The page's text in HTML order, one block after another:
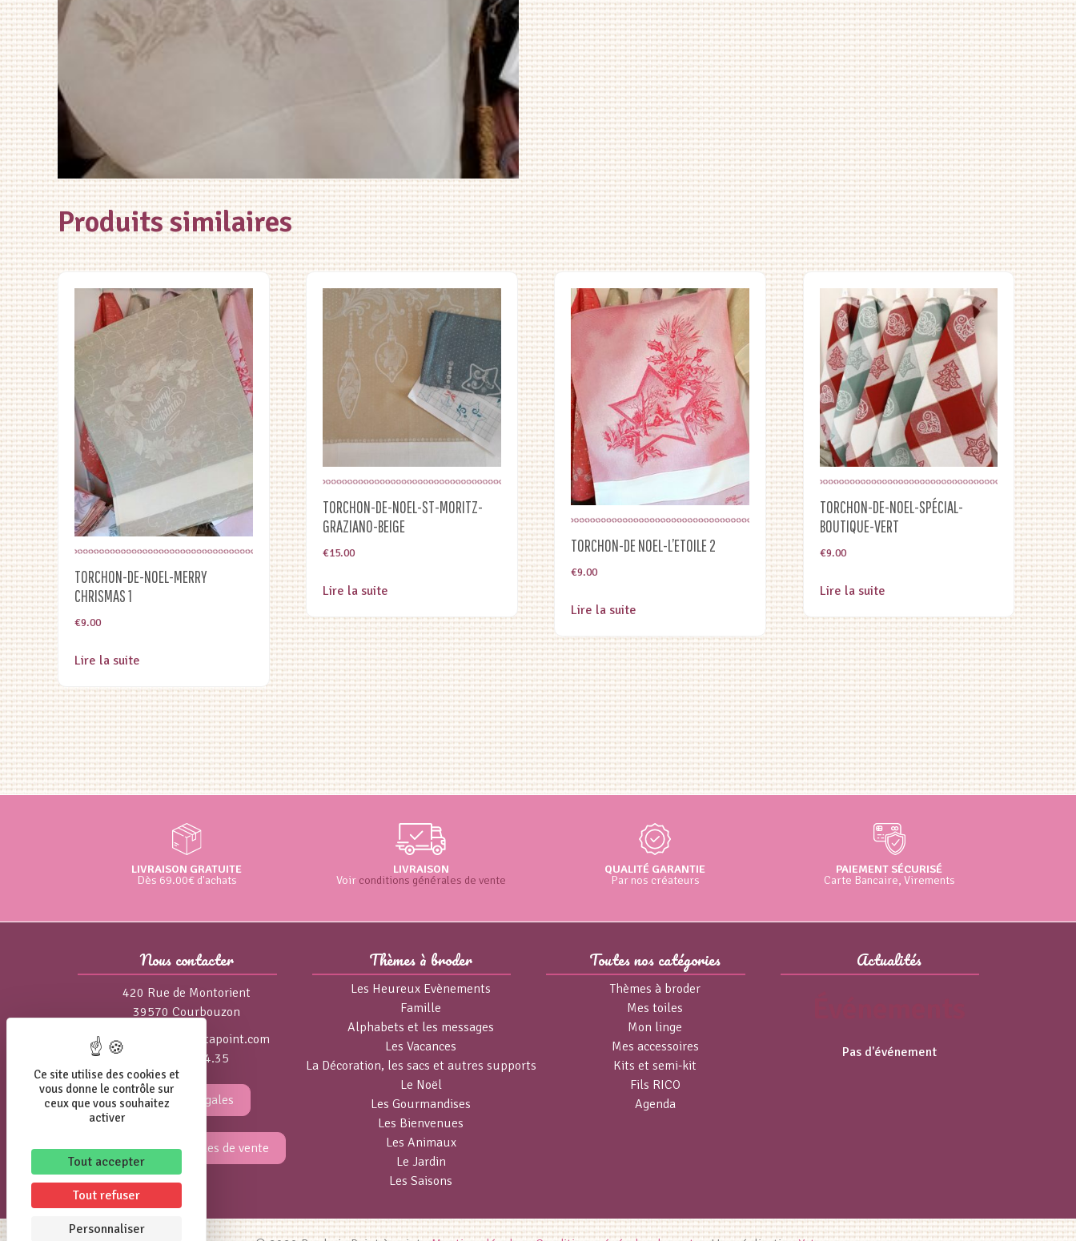
Produits similaires
TORCHON-DE-NOEL-MERRY
CHRISMAS 1
€9.00
Lire la suite
TORCHON-DE-NOEL-ST-MORITZ-
GRAZIANO-BEIGE
€15.00
Lire la suite
TORCHON-DE NOEL-L’ETOILE 2
€9.00
Lire la suite
TORCHON-DE-NOEL-SPÉCIAL-
BOUTIQUE-VERT
€9.00
Lire la suite
LIVRAISON GRATUITE
Dès 69.00€ d'achats
LIVRAISON
Voir conditions générales de vente
QUALITÉ GARANTIE
Par nos créateurs
PAIEMENT SÉCURISÉ
Carte Bancaire, Virements
Nous contacter
420 Rue de Montorient
39570 Courbouzon
isa@broderie-pointapoint.com
06.84.75.04.35
Mentions légales
Conditions générales de vente
Thèmes à broder
Les Heureux Evènements
Famille
Alphabets et les messages
Les Vacances
La Décoration, les sacs et autres supports
Le Noël
Les Gourmandises
Les Bienvenues
Les Animaux
Le Jardin
Les Saisons
Toutes nos catégories
Thèmes à broder
Mes toiles
Mon linge
Mes accessoires
Kits et semi-kit
Fils RICO
Agenda
Actualités
Pas d'événement
Ce site utilise des cookies et
vous donne le contrôle sur
ceux que vous souhaitez
activer
Tout accepter
Tout refuser
Personnaliser